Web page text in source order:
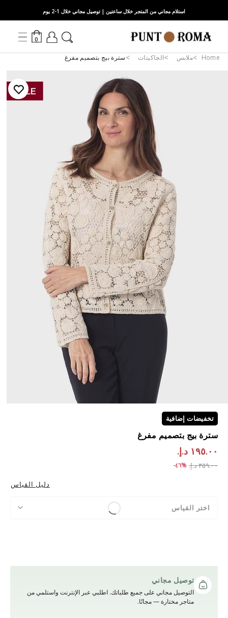
استلام مجاني من المتجر خلال ساعتين | توصيل مجاني خلال 1-2 يوم
0
Home ملابس الجاكيتات سترة بيج بتصميم مفرغ
تخفيضات إضافية
سترة بيج بتصميم مفرغ
١٩٥.٠٠ د.إ.‏
Price reduced from
٣٥٩.٠٠ د.إ.‏ to ١٩٥.٠٠ د.إ.‏%٤٦-
دليل القياس
اختر القياس
توصيل مجاني
التوصيل مجاني على جميع طلباتك. اطلبي عبر الإنترنت واستلمي من
متاجر مختارة — مجانًا.